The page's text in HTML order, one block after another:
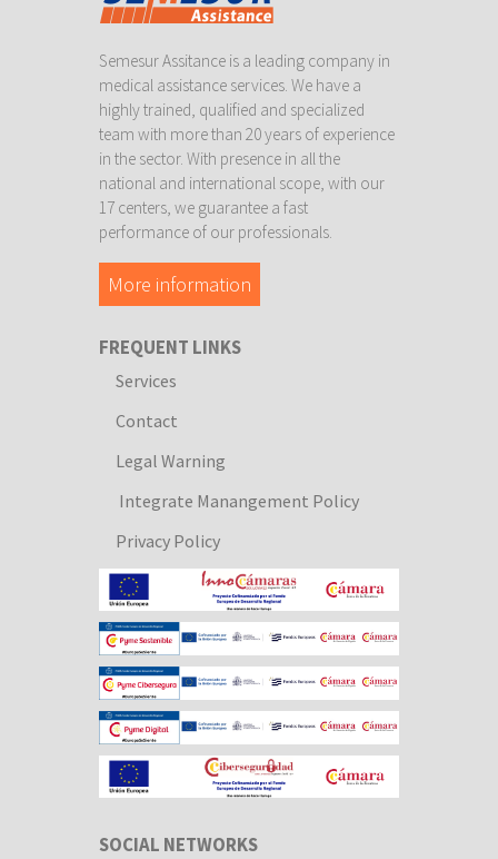
Semesur Assitance is a leading company in
medical assistance services. We have a
highly trained, qualified and specialized
team with more than 20 years of experience
in the sector. With presence in all the
national and international scope, with our
17 centers, we guarantee a fast
performance of our professionals.
More information
FREQUENT LINKS
Services
Contact
Legal Warning
Integrate Manangement Policy
Privacy Policy
SOCIAL NETWORKS